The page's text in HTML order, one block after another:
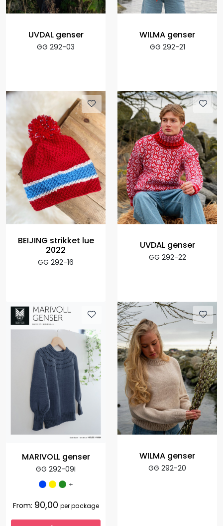
UVDAL genser
GG 292-03
WILMA genser
GG 292-21
BEIJING strikket lue
2022
GG 292-16
UVDAL genser
GG 292-22
MARIVOLL genser
GG 292-09I
+
From: 90,00 per package
WILMA genser
GG 292-20